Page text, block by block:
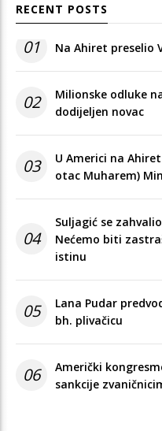
RECENT POSTS
01 Na Ahiret preselio
02
Milionske odluke
dodijeljen novac
03
U Americi na
otac Muharem)
04
Suljagić se
Nećemo biti
istinu
05
Lana Pudar
bh. plivačicu
06
Američki
sankcije